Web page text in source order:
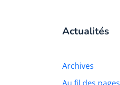
Actualités
Archives